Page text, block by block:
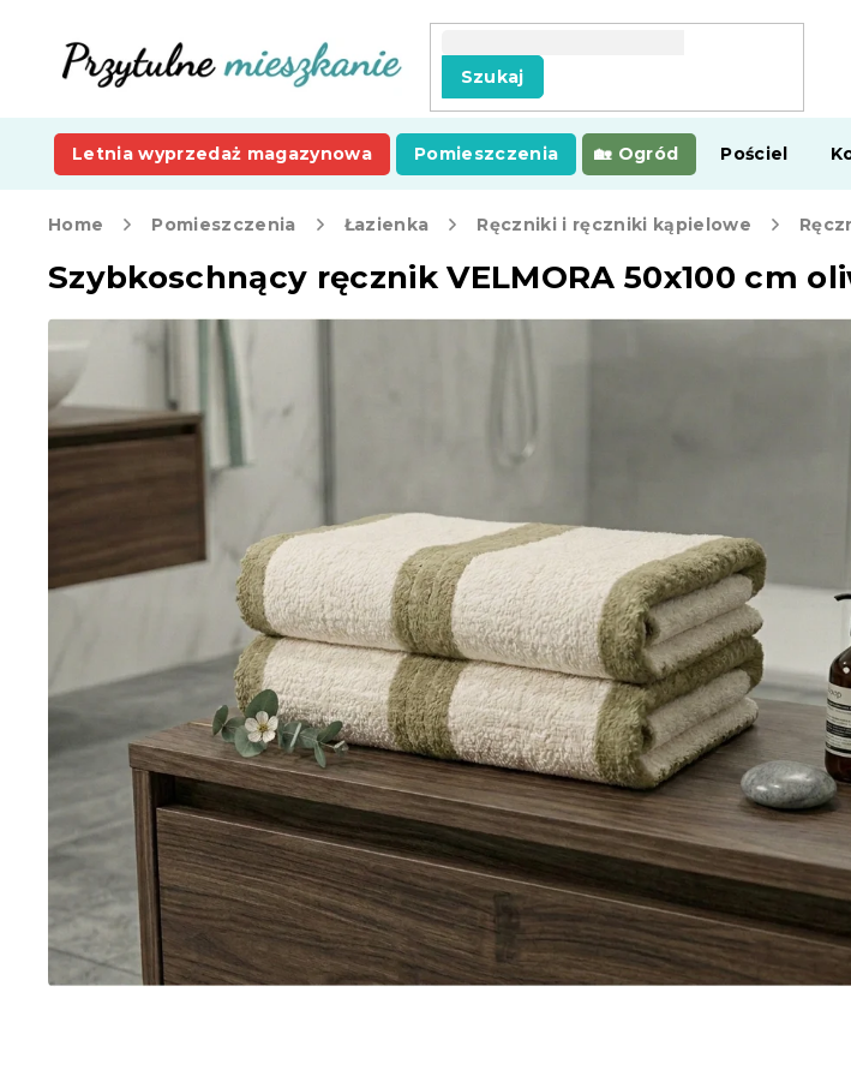
Szukaj
Letnia wyprzedaż magazynowa Pomieszczenia Ogród Pościel
Home Pomieszczenia Łazienka Ręczniki i ręczniki kąpielowe
Szybkoschnący ręcznik VELMORA 50x100 cm